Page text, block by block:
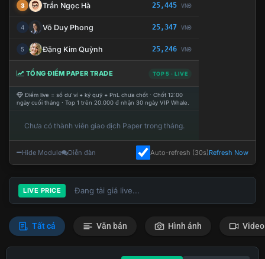
3 Trần Ngọc Hà 25,445 VNĐ
4 Võ Duy Phong 25,347 VNĐ
5 Đặng Kim Quỳnh 25,246 VNĐ
TỔNG ĐIỂM PAPER TRADE TOP 5 · LIVE
Điểm live = số dư ví + ký quỹ + PnL chưa chốt · Chốt 12:00
ngày cuối tháng · Top 1 trên 20.000 đ nhận 30 ngày VIP Whale.
Chưa có thành viên giao dịch Paper trong tháng.
Hide Module Diễn đàn Auto-refresh (30s)Refresh Now
LIVE PRICE Đang tải giá live...
Tất cả Văn bản Hình ảnh Video